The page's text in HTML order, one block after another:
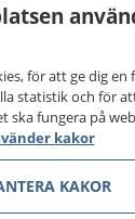
för att ge dig
statistik och för
ska fungera på
kakor
KAKOR